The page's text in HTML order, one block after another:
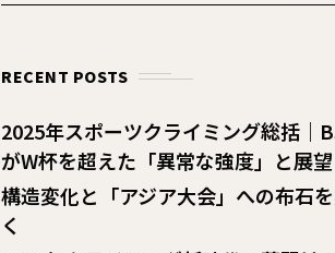
RECENT POSTS
2025年スポーツクライミング総括｜
がW杯を超えた「異常な強度」と展望
構造変化と「アジア大会」への布石
く